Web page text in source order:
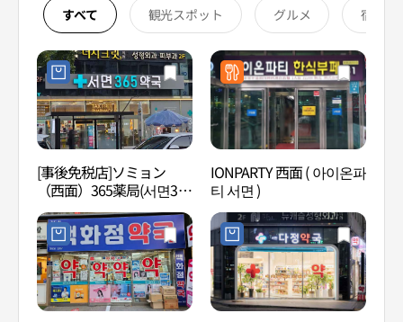
すべて 観光スポット グルメ 宿泊
[事後免税店]ソミョン
（西面）365薬局(서면365
약국)
IONPARTY 西面 ( 아이온파
티 서면 )